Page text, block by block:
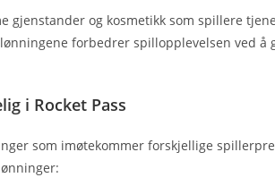
gjenstander og kosmetikk som spillere
forbedrer spillopplevelsen ved
i Rocket Pass
som imøtekommer forskjellige